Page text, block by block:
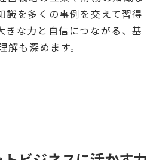
識を多くの事例を交えて習得
きな力と自信につながる、基
も深めます。